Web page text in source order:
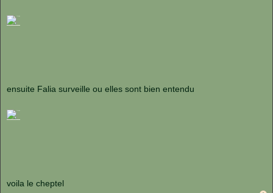
ensuite Falia surveille ou elles sont bien entendu
voila le cheptel